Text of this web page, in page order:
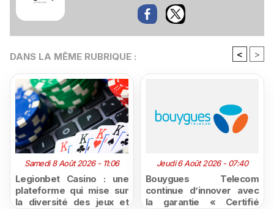
DANS LA MÊME RUBRIQUE : < >
Samedi 8 Août 2026 - 11:06
Legionbet Casino : une
plateforme qui mise sur
la diversité des jeux et
Jeudi 6 Août 2026 - 07:40
Bouygues Telecom
continue d’innover avec
la garantie « Certifié